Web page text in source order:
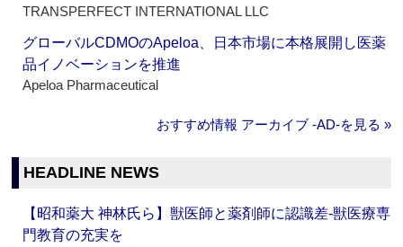
TRANSPERFECT INTERNATIONAL LLC
グローバルCDMOのApeloa、日本市場に本格展開し医薬
品イノベーションを推進
Apeloa Pharmaceutical
おすすめ情報 アーカイブ ‐AD‐を見る »
HEADLINE NEWS
【昭和薬大 神林氏ら】獣医師と薬剤師に認識差‐獣医療専
門教育の充実を